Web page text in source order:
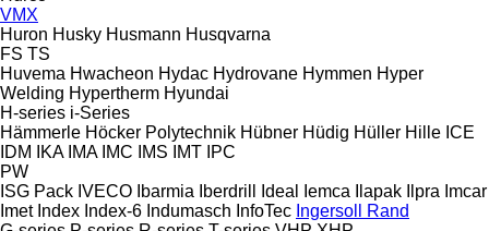
VMX
Huron Husky Husmann Husqvarna
FS TS
Huvema Hwacheon Hydac Hydrovane Hymmen Hyper
Welding Hypertherm Hyundai
H-series i-Series
Hämmerle Höcker Polytechnik Hübner Hüdig Hüller Hille ICE
IDM
IKA IMA IMC IMS IMT IPC
PW
ISG Pack IVECO Ibarmia Iberdrill Ideal Iemca Ilapak Ilpra Imcar
Imet Index Index-6 Indumasch InfoTec Ingersoll Rand